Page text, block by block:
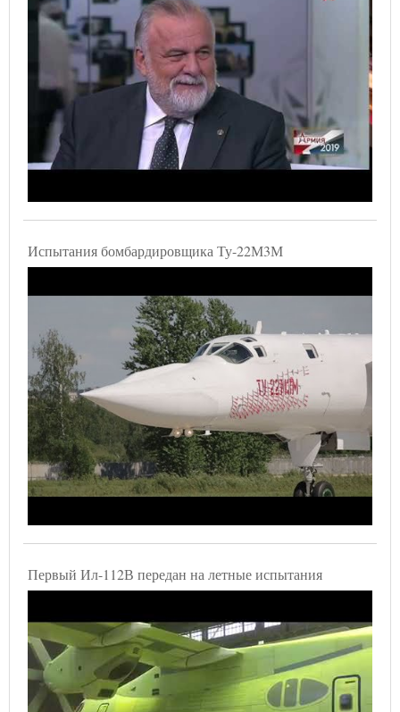
Испытания бомбардировщика Ту-22М3М
Первый Ил-112В передан на летные испытания